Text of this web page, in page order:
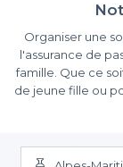
Organiser une
l'assurance de
famille. Que ce
de jeune fille ou
ambiance
Une